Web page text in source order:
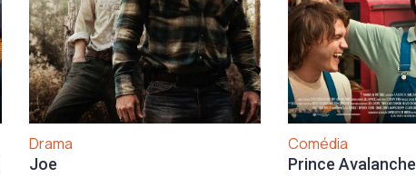
Drama
Joe
Comédia
Prince Avalanche